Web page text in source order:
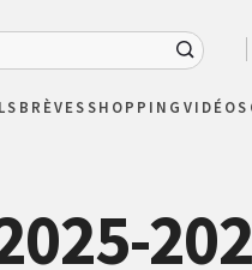
BRÈVESSHOPPING VIDÉOS